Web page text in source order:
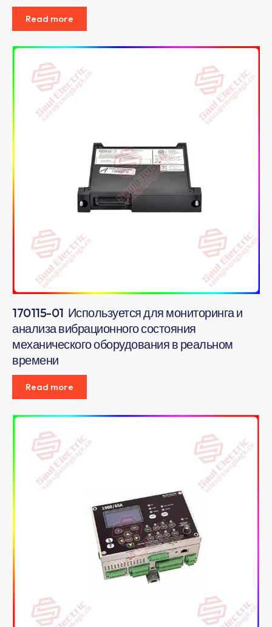
Read more
170115-01 Используется для мониторинга и
анализа вибрационного состояния
механического оборудования в реальном
времени
Read more